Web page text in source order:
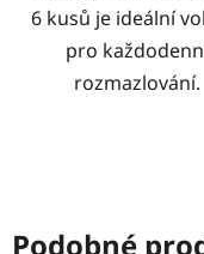
6 kusů je ideální
pro
rozmazlování.
Podobné